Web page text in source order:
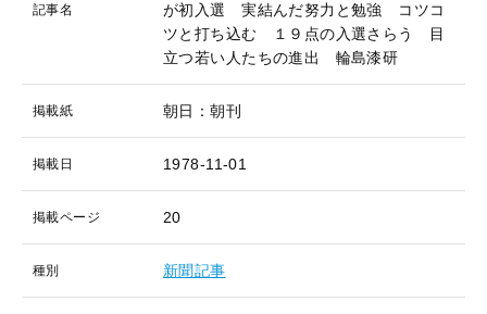
記事名
が初入選 実結んだ努力と勉強 コツコ
ツと打ち込む １９点の入選さらう 目
立つ若い人たちの進出 輪島漆研
掲載紙 朝日：朝刊
掲載日 1978-11-01
掲載ページ 20
種別 新聞記事